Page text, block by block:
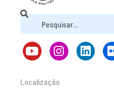
Localização